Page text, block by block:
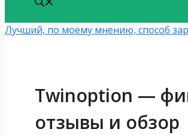
Лучший, по моему мнению, способ
Twinoption —
отзывы и обзор